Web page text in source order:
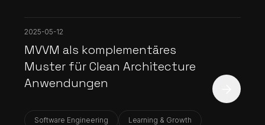
2025-05-12
MVVM als komplementäres
Muster für Clean Architecture
Anwendungen
Software Engineering Learning & Growth